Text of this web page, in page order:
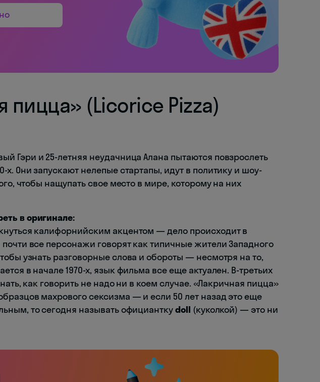
пицца» (Licorice Pizza)
Гэри и 25-летняя неудачница Алана пытаются повзрослеть
х. Они запускают нелепые стартапы, идут в политику и шоу-
чтобы нащупать свое место в мире, которому на них
в оригинале:
калифорнийским акцентом ― дело происходит в
все персонажи говорят как типичные жители Западного
узнать разговорные слова и обороты ― несмотря на то,
в начале 1970-х, язык фильма все еще актуален. В-третьих
как говорить не надо ни в коем случае. «Лакричная пицца»
махрового сексизма ― и если 50 лет назад это еще
то сегодня называть официанткуdoll (куколкой) ― это ни